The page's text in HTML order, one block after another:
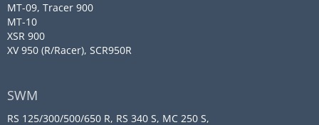
MT-09, Tracer 900
MT-10
XSR 900
XV 950 (R/Racer), SCR950R
SWM
RS 125/300/500/650 R, RS 340 S, MC 250 S,